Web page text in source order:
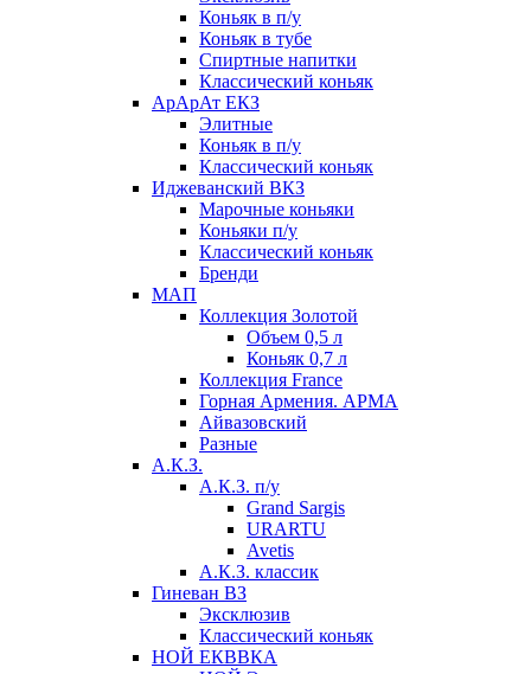
Коньяк в п/у
Коньяк в тубе
Спиртные напитки
Классический коньяк
АрАрАт ЕКЗ
Элитные
Коньяк в п/у
Классический коньяк
Иджеванский ВКЗ
Марочные коньяки
Коньяки п/у
Классический коньяк
Бренди
МАП
Коллекция Золотой
Объем 0,5 л
Коньяк 0,7 л
Коллекция France
Горная Армения. АРМА
Айвазовский
Разные
А.К.З.
А.К.З. п/у
Grand Sargis
URARTU
Avetis
А.К.З. классик
Гиневан ВЗ
Эксклюзив
Классический коньяк
НОЙ ЕКВВКА